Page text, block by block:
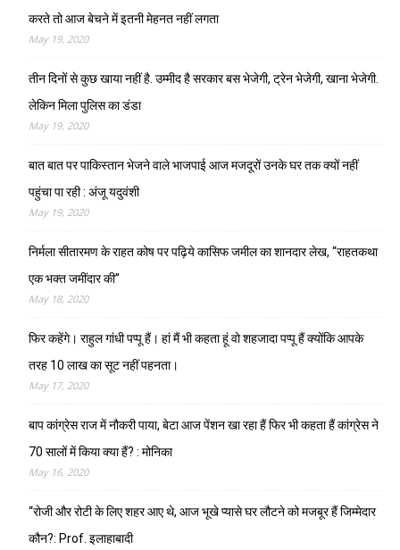
करते तो आज बेचने में इतनी मेहनत नहीं लगता
May 19, 2020
तीन दिनों से कुछ खाया नहीं है. उम्मीद है सरकार बस भेजेगी, ट्रेन भेजेगी, खाना भेजेगी.
लेकिन मिला पुलिस का डंडा
May 19, 2020
बात बात पर पाकिस्तान भेजने वाले भाजपाई आज मजदूरों उनके घर तक क्यों नहीं
पहुंचा पा रही : अंजू यदुवंशी
May 19, 2020
निर्मला सीतारमण के राहत कोष पर पढ़िये कासिफ जमील का शानदार लेख, “राहतकथा
एक भक्त जमींदार की”
May 18, 2020
फिर कहेंगे। राहुल गांधी पप्पू हैं। हां मैं भी कहता हूं वो शहजादा पप्पू हैं क्योंकि आपके
तरह 10 लाख का सूट नहीं पहनता।
May 17, 2020
बाप कांग्रेस राज में नौकरी पाया, बेटा आज पेंशन खा रहा हैं फिर भी कहता हैं कांग्रेस ने
70 सालों में किया क्या हैं? : मोनिका
May 16, 2020
“रोजी और रोटी के लिए शहर आए थे, आज भूखे प्यासे घर लौटने को मजबूर हैं जिम्मेदार
कौन?: Prof. इलाहाबादी